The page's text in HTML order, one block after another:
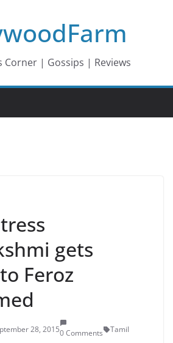
Corner | Gossips | Reviews
gets
Feroz
28, 20150 Comments Tamil